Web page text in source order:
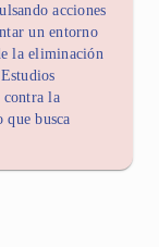
acciones
un entorno
la eliminación
contra la
busca